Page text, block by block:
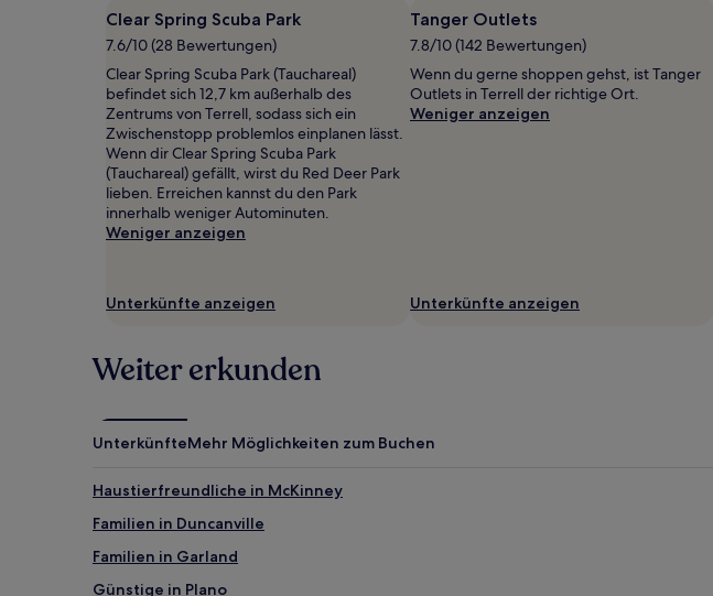
24 Stunden
für
einen
Aufenthalt
mit
1 Übernachtung
von
2 Erwachsenen
gefunden
wurde.
Preise
und
ändern.
zusätzliche
Clear Spring Scuba Park
7.6/10 (28 Bewertungen)
Clear Spring Scuba Park (Tauchareal)
befindet sich 12,7 km außerhalb des
Zentrums von Terrell, sodass sich ein
Zwischenstopp problemlos einplanen lässt.
Wenn dir Clear Spring Scuba Park
(Tauchareal) gefällt, wirst du Red Deer Park
lieben. Erreichen kannst du den Park
innerhalb weniger Autominuten.
Weniger anzeigen
Unterkünfte anzeigen
Tanger Outlets
7.8/10 (142 Bewertungen)
Wenn du gerne shoppen gehst, ist Tanger
Outlets in Terrell der richtige Ort.
Weniger anzeigen
Unterkünfte anzeigen
Weiter erkunden
UnterkünfteMehr Möglichkeiten zum Buchen
Haustierfreundliche in McKinney
Familien in Duncanville
Familien in Garland
Günstige in Plano